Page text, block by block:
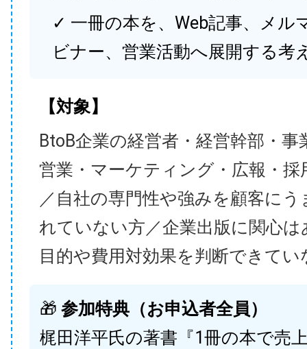
✓ 一冊の本を、Web記事、メル
ビナー、営業活動へ展開する考
【対象】
BtoB企業の経営者・経営幹部・事
営業・マーケティング・広報・採
／自社の専門性や強みを顧客に
れていない方／企業出版に関心
目的や費用対効果を判断できてい
🎁 参加特典（お申込者全員）
梶田洋平氏の著書『1冊の本で売